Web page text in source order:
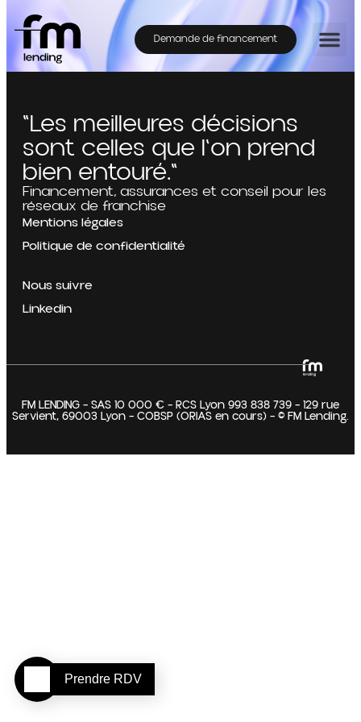
Demande de financement
"Les meilleures décisions
sont celles que l'on prend
bien entouré."
Financement, assurances et conseil pour les
réseaux de franchise
Mentions légales
Politique de confidentialité
Nous suivre
Linkedin
FM LENDING – SAS 10 000 € – RCS Lyon 993 838 739 – 129 rue
Servient, 69003 Lyon – COBSP (ORIAS en cours) – © FM Lending.
Prendre RDV